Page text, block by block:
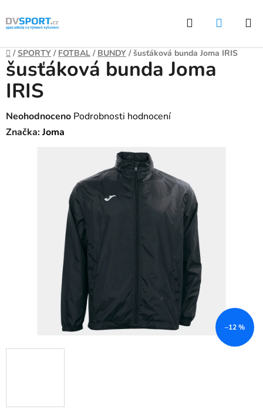
Přejít
na
Hledat
Domů
/ SPORTY / FOTBAL / BUNDY / šusťáková bunda Joma IRIS
šusťáková bunda Joma
IRIS
Průměrné
hodnocení
Neohodnoceno Podrobnosti hodnocení
Značka:Joma
–12 %